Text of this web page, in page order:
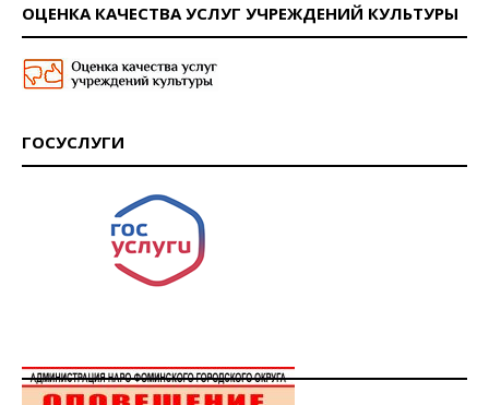
ОЦЕНКА КАЧЕСТВА УСЛУГ УЧРЕЖДЕНИЙ КУЛЬТУРЫ
ГОСУСЛУГИ